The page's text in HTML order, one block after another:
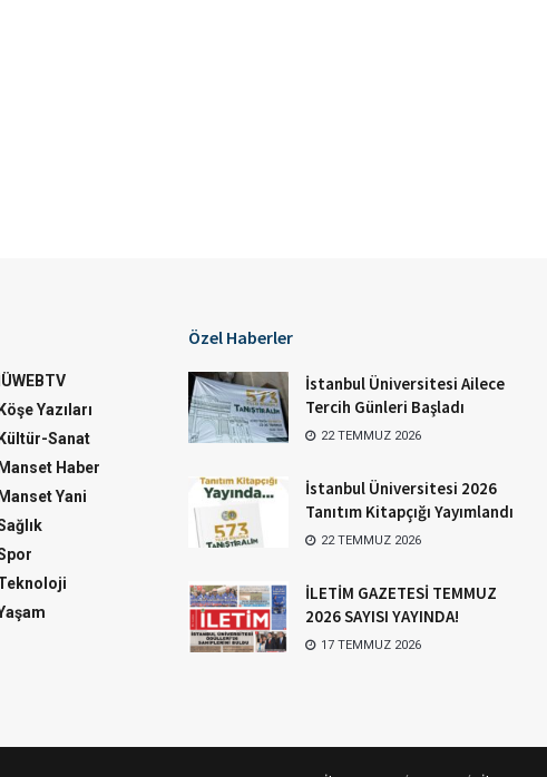
Köşe Yazıları
Kültür-Sanat
Manset Haber
Manset Yani
Özel Haberler
İstanbul Üniversitesi Ailece
Tercih Günleri Başladı
22 TEMMUZ 2026
İstanbul Üniversitesi 2026
Tanıtım Kitapçığı Yayımlandı
22 TEMMUZ 2026
İLETİM GAZETESİ TEMMUZ
2026 SAYISI YAYINDA!
17 TEMMUZ 2026